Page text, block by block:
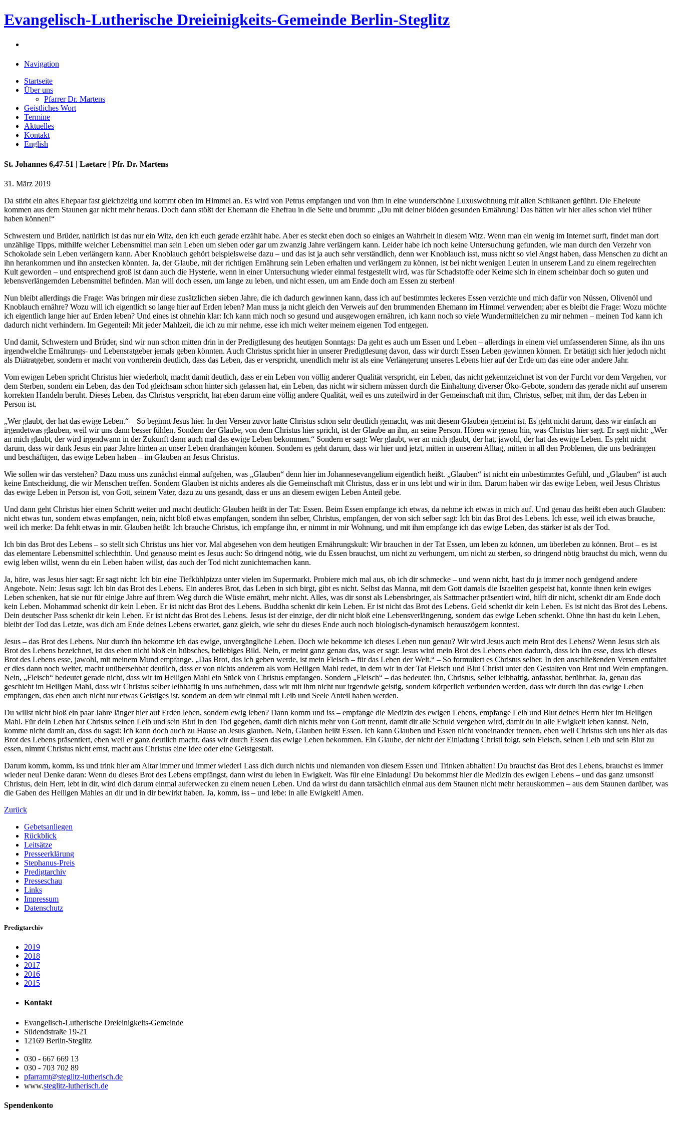
Evangelisch-Lutherische Dreieinigkeits-Gemeinde Berlin-Steglitz
Navigation
Startseite
Über uns
Pfarrer Dr. Martens
Geistliches Wort
Termine
Aktuelles
Kontakt
English
St. Johannes 6,47-51 | Laetare | Pfr. Dr. Martens
31. März 2019
Da stirbt ein altes Ehepaar fast gleichzeitig und kommt oben im Himmel an. Es wird von Petrus empfangen und von ihm in eine wunderschöne Luxuswohnung mit allen Schikanen geführt. Die Eheleute
kommen aus dem Staunen gar nicht mehr heraus. Doch dann stößt der Ehemann die Ehefrau in die Seite und brummt: „Du mit deiner blöden gesunden Ernährung! Das hätten wir hier alles schon viel früher
haben können!“
Schwestern und Brüder, natürlich ist das nur ein Witz, den ich euch gerade erzählt habe. Aber es steckt eben doch so einiges an Wahrheit in diesem Witz. Wenn man ein wenig im Internet surft, findet man dort
unzählige Tipps, mithilfe welcher Lebensmittel man sein Leben um sieben oder gar um zwanzig Jahre verlängern kann. Leider habe ich noch keine Untersuchung gefunden, wie man durch den Verzehr von
Schokolade sein Leben verlängern kann. Aber Knoblauch gehört beispielsweise dazu – und das ist ja auch sehr verständlich, denn wer Knoblauch isst, muss nicht so viel Angst haben, dass Menschen zu dicht an
ihn herankommen und ihn anstecken könnten. Ja, der Glaube, mit der richtigen Ernährung sein Leben erhalten und verlängern zu können, ist bei nicht wenigen Leuten in unserem Land zu einem regelrechten
Kult geworden – und entsprechend groß ist dann auch die Hysterie, wenn in einer Untersuchung wieder einmal festgestellt wird, was für Schadstoffe oder Keime sich in einem scheinbar doch so guten und
lebensverlängernden Lebensmittel befinden. Man will doch essen, um lange zu leben, und nicht essen, um am Ende doch am Essen zu sterben!
Nun bleibt allerdings die Frage: Was bringen mir diese zusätzlichen sieben Jahre, die ich dadurch gewinnen kann, dass ich auf bestimmtes leckeres Essen verzichte und mich dafür von Nüssen, Olivenöl und
Knoblauch ernähre? Wozu will ich eigentlich so lange hier auf Erden leben? Man muss ja nicht gleich den Verweis auf den brummenden Ehemann im Himmel verwenden; aber es bleibt die Frage: Wozu möchte
ich eigentlich lange hier auf Erden leben? Und eines ist ohnehin klar: Ich kann mich noch so gesund und ausgewogen ernähren, ich kann noch so viele Wundermittelchen zu mir nehmen – meinen Tod kann ich
dadurch nicht verhindern. Im Gegenteil: Mit jeder Mahlzeit, die ich zu mir nehme, esse ich mich weiter meinem eigenen Tod entgegen.
Und damit, Schwestern und Brüder, sind wir nun schon mitten drin in der Predigtlesung des heutigen Sonntags: Da geht es auch um Essen und Leben – allerdings in einem viel umfassenderen Sinne, als ihn uns
irgendwelche Ernährungs- und Lebensratgeber jemals geben könnten. Auch Christus spricht hier in unserer Predigtlesung davon, dass wir durch Essen Leben gewinnen können. Er betätigt sich hier jedoch nicht
als Diätratgeber, sondern er macht von vornherein deutlich, dass das Leben, das er verspricht, unendlich mehr ist als eine Verlängerung unseres Lebens hier auf der Erde um das eine oder andere Jahr.
Vom ewigen Leben spricht Christus hier wiederholt, macht damit deutlich, dass er ein Leben von völlig anderer Qualität verspricht, ein Leben, das nicht gekennzeichnet ist von der Furcht vor dem Vergehen, vor
dem Sterben, sondern ein Leben, das den Tod gleichsam schon hinter sich gelassen hat, ein Leben, das nicht wir sichern müssen durch die Einhaltung diverser Öko-Gebote, sondern das gerade nicht auf unserem
korrekten Handeln beruht. Dieses Leben, das Christus verspricht, hat eben darum eine völlig andere Qualität, weil es uns zuteilwird in der Gemeinschaft mit ihm, Christus, selber, mit ihm, der das Leben in
Person ist.
„Wer glaubt, der hat das ewige Leben.“ – So beginnt Jesus hier. In den Versen zuvor hatte Christus schon sehr deutlich gemacht, was mit diesem Glauben gemeint ist. Es geht nicht darum, dass wir einfach an
irgendetwas glauben, weil wir uns dann besser fühlen. Sondern der Glaube, von dem Christus hier spricht, ist der Glaube an ihn, an seine Person. Hören wir genau hin, was Christus hier sagt. Er sagt nicht: „Wer
an mich glaubt, der wird irgendwann in der Zukunft dann auch mal das ewige Leben bekommen.“ Sondern er sagt: Wer glaubt, wer an mich glaubt, der hat, jawohl, der hat das ewige Leben. Es geht nicht
darum, dass wir dank Jesus ein paar Jahre hinten an unser Leben dranhängen können. Sondern es geht darum, dass wir hier und jetzt, mitten in unserem Alltag, mitten in all den Problemen, die uns bedrängen
und beschäftigen, das ewige Leben haben – im Glauben an Jesus Christus.
Wie sollen wir das verstehen? Dazu muss uns zunächst einmal aufgehen, was „Glauben“ denn hier im Johannesevangelium eigentlich heißt. „Glauben“ ist nicht ein unbestimmtes Gefühl, und „Glauben“ ist auch
keine Entscheidung, die wir Menschen treffen. Sondern Glauben ist nichts anderes als die Gemeinschaft mit Christus, dass er in uns lebt und wir in ihm. Darum haben wir das ewige Leben, weil Jesus Christus
das ewige Leben in Person ist, von Gott, seinem Vater, dazu zu uns gesandt, dass er uns an diesem ewigen Leben Anteil gebe.
Und dann geht Christus hier einen Schritt weiter und macht deutlich: Glauben heißt in der Tat: Essen. Beim Essen empfange ich etwas, da nehme ich etwas in mich auf. Und genau das heißt eben auch Glauben:
nicht etwas tun, sondern etwas empfangen, nein, nicht bloß etwas empfangen, sondern ihn selber, Christus, empfangen, der von sich selber sagt: Ich bin das Brot des Lebens. Ich esse, weil ich etwas brauche,
weil ich merke: Da fehlt etwas in mir. Glauben heißt: Ich brauche Christus, ich empfange ihn, er nimmt in mir Wohnung, und mit ihm empfange ich das ewige Leben, das stärker ist als der Tod.
Ich bin das Brot des Lebens – so stellt sich Christus uns hier vor. Mal abgesehen von dem heutigen Ernährungskult: Wir brauchen in der Tat Essen, um leben zu können, um überleben zu können. Brot – es ist
das elementare Lebensmittel schlechthin. Und genauso meint es Jesus auch: So dringend nötig, wie du Essen brauchst, um nicht zu verhungern, um nicht zu sterben, so dringend nötig brauchst du mich, wenn du
ewig leben willst, wenn du ein Leben haben willst, das auch der Tod nicht zunichtemachen kann.
Ja, höre, was Jesus hier sagt: Er sagt nicht: Ich bin eine Tiefkühlpizza unter vielen im Supermarkt. Probiere mich mal aus, ob ich dir schmecke – und wenn nicht, hast du ja immer noch genügend andere
Angebote. Nein: Jesus sagt: Ich bin das Brot des Lebens. Ein anderes Brot, das Leben in sich birgt, gibt es nicht. Selbst das Manna, mit dem Gott damals die Israeliten gespeist hat, konnte ihnen kein ewiges
Leben schenken, hat sie nur für einige Jahre auf ihrem Weg durch die Wüste ernährt, mehr nicht. Alles, was dir sonst als Lebensbringer, als Sattmacher präsentiert wird, hilft dir nicht, schenkt dir am Ende doch
kein Leben. Mohammad schenkt dir kein Leben. Er ist nicht das Brot des Lebens. Buddha schenkt dir kein Leben. Er ist nicht das Brot des Lebens. Geld schenkt dir kein Leben. Es ist nicht das Brot des Lebens.
Dein deutscher Pass schenkt dir kein Leben. Er ist nicht das Brot des Lebens. Jesus ist der einzige, der dir nicht bloß eine Lebensverlängerung, sondern das ewige Leben schenkt. Ohne ihn hast du kein Leben,
bleibt der Tod das Letzte, was dich am Ende deines Lebens erwartet, ganz gleich, wie sehr du dieses Ende auch noch biologisch-dynamisch herauszögern konntest.
Jesus – das Brot des Lebens. Nur durch ihn bekomme ich das ewige, unvergängliche Leben. Doch wie bekomme ich dieses Leben nun genau? Wir wird Jesus auch mein Brot des Lebens? Wenn Jesus sich als
Brot des Lebens bezeichnet, ist das eben nicht bloß ein hübsches, beliebiges Bild. Nein, er meint ganz genau das, was er sagt: Jesus wird mein Brot des Lebens eben dadurch, dass ich ihn esse, dass ich dieses
Brot des Lebens esse, jawohl, mit meinem Mund empfange. „Das Brot, das ich geben werde, ist mein Fleisch – für das Leben der Welt.“ – So formuliert es Christus selber. In den anschließenden Versen entfaltet
er dies dann noch weiter, macht unübersehbar deutlich, dass er von nichts anderem als vom Heiligen Mahl redet, in dem wir in der Tat Fleisch und Blut Christi unter den Gestalten von Brot und Wein empfangen.
Nein, „Fleisch“ bedeutet gerade nicht, dass wir im Heiligen Mahl ein Stück von Christus empfangen. Sondern „Fleisch“ – das bedeutet: ihn, Christus, selber leibhaftig, anfassbar, berührbar. Ja, genau das
geschieht im Heiligen Mahl, dass wir Christus selber leibhaftig in uns aufnehmen, dass wir mit ihm nicht nur irgendwie geistig, sondern körperlich verbunden werden, dass wir durch ihn das ewige Leben
empfangen, das eben auch nicht nur etwas Geistiges ist, sondern an dem wir einmal mit Leib und Seele Anteil haben werden.
Du willst nicht bloß ein paar Jahre länger hier auf Erden leben, sondern ewig leben? Dann komm und iss – empfange die Medizin des ewigen Lebens, empfange Leib und Blut deines Herrn hier im Heiligen
Mahl. Für dein Leben hat Christus seinen Leib und sein Blut in den Tod gegeben, damit dich nichts mehr von Gott trennt, damit dir alle Schuld vergeben wird, damit du in alle Ewigkeit leben kannst. Nein,
komme nicht damit an, dass du sagst: Ich kann doch auch zu Hause an Jesus glauben. Nein, Glauben heißt Essen. Ich kann Glauben und Essen nicht voneinander trennen, eben weil Christus sich uns hier als das
Brot des Lebens präsentiert, eben weil er ganz deutlich macht, dass wir durch Essen das ewige Leben bekommen. Ein Glaube, der nicht der Einladung Christi folgt, sein Fleisch, seinen Leib und sein Blut zu
essen, nimmt Christus nicht ernst, macht aus Christus eine Idee oder eine Geistgestalt.
Darum komm, komm, iss und trink hier am Altar immer und immer wieder! Lass dich durch nichts und niemanden von diesem Essen und Trinken abhalten! Du brauchst das Brot des Lebens, brauchst es immer
wieder neu! Denke daran: Wenn du dieses Brot des Lebens empfängst, dann wirst du leben in Ewigkeit. Was für eine Einladung! Du bekommst hier die Medizin des ewigen Lebens – und das ganz umsonst!
Christus, dein Herr, lebt in dir, wird dich darum einmal auferwecken zu einem neuen Leben. Und da wirst du dann tatsächlich einmal aus dem Staunen nicht mehr herauskommen – aus dem Staunen darüber, was
die Gaben des Heiligen Mahles an dir und in dir bewirkt haben. Ja, komm, iss – und lebe: in alle Ewigkeit! Amen.
Zurück
Gebetsanliegen
Rückblick
Leitsätze
Presseerklärung
Stephanus-Preis
Predigtarchiv
Presseschau
Links
Impressum
Datenschutz
Predigtarchiv
2019
2018
2017
2016
2015
Kontakt
Evangelisch-Lutherische Dreieinigkeits-Gemeinde
Südendstraße 19-21
12169 Berlin-Steglitz
030 - 667 669 13
030 - 703 702 89
pfarramt@steglitz-lutherisch.de
www.steglitz-lutherisch.de
Spendenkonto